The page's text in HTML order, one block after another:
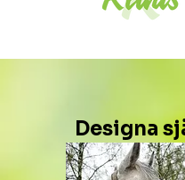
Designa